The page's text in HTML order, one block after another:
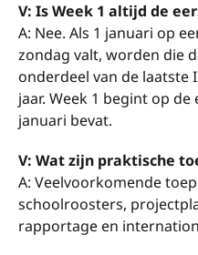
V: Is Week 1 altijd de
A: Nee. Als 1 januari op
zondag valt, worden die
onderdeel van de laatste
jaar. Week 1 begint op
januari bevat.
V: Wat zijn praktische
A: Veelvoorkomende
schoolroosters,
rapportage en